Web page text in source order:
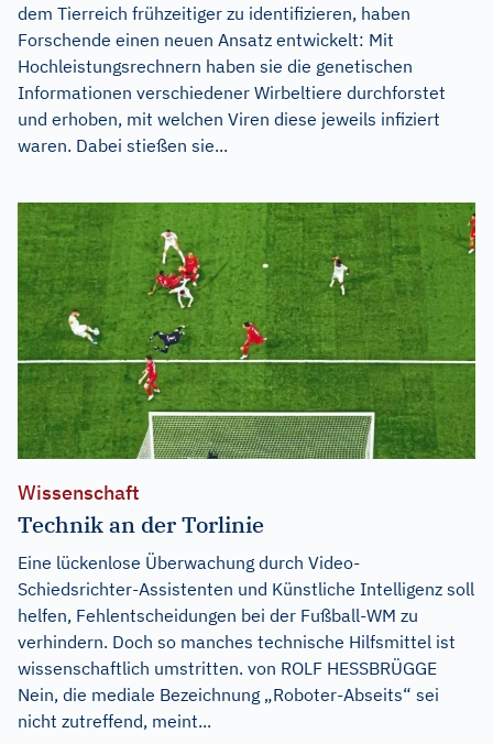
dem Tierreich frühzeitiger zu identifizieren, haben
Forschende einen neuen Ansatz entwickelt: Mit
Hochleistungsrechnern haben sie die genetischen
Informationen verschiedener Wirbeltiere durchforstet
und erhoben, mit welchen Viren diese jeweils infiziert
waren. Dabei stießen sie...
Wissenschaft
Technik an der Torlinie
Eine lückenlose Überwachung durch Video-
Schiedsrichter-Assistenten und Künstliche Intelligenz soll
helfen, Fehlentscheidungen bei der Fußball-WM zu
verhindern. Doch so manches technische Hilfsmittel ist
wissenschaftlich umstritten. von ROLF HESSBRÜGGE
Nein, die mediale Bezeichnung „Roboter-Abseits“ sei
nicht zutreffend, meint...